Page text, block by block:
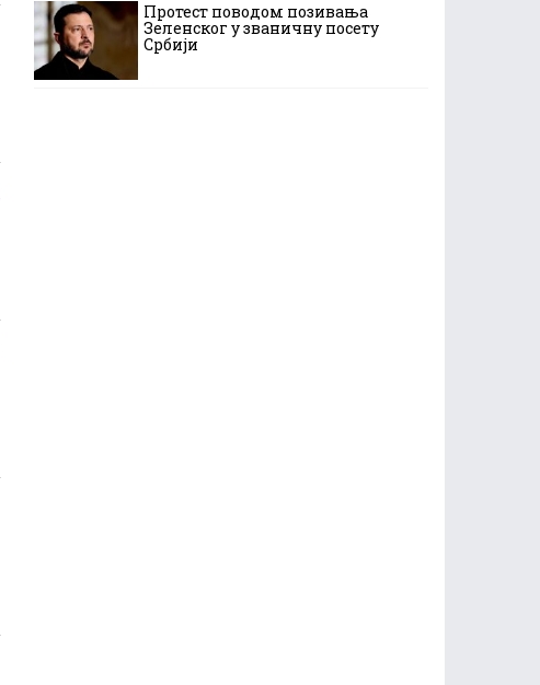
Протест поводом позивања
Зеленског у званичну посету
Србији